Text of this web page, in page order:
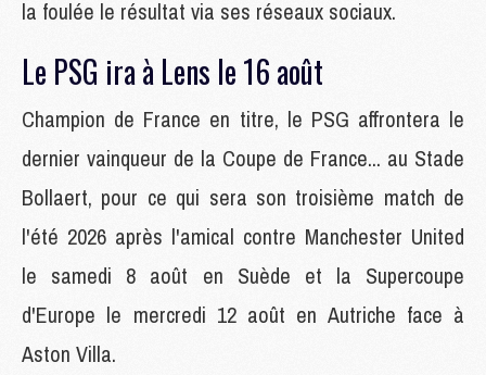
la foulée le résultat via ses réseaux sociaux.
Le PSG ira à Lens le 16 août
Champion de France en titre, le PSG affrontera le
dernier vainqueur de la Coupe de France... au Stade
Bollaert, pour ce qui sera son troisième match de
l'été 2026 après l'amical contre Manchester United
le samedi 8 août en Suède et la Supercoupe
d'Europe le mercredi 12 août en Autriche face à
Aston Villa.